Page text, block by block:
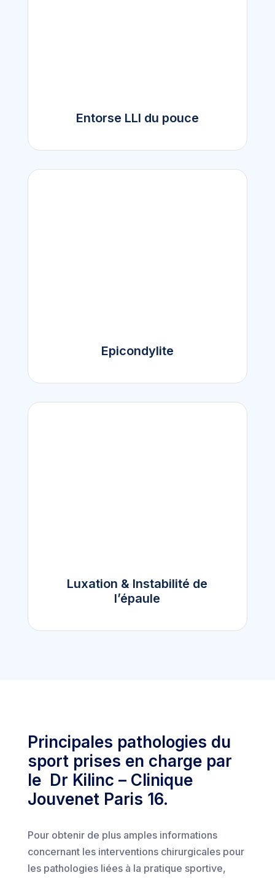
Entorse LLI du pouce
Epicondylite
Luxation & Instabilité de
l’épaule
Principales pathologies du
sport prises en charge par
le Dr Kilinc – Clinique
Jouvenet Paris 16.
Pour obtenir de plus amples informations
concernant les interventions chirurgicales pour
les pathologies liées à la pratique sportive,